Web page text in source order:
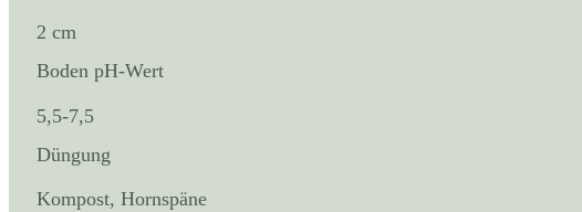
2 cm
Boden pH-Wert
5,5-7,5
Düngung
Kompost, Hornspäne